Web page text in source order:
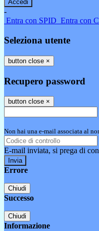
-
Entra con SPID Entra con
Seleziona utente
button close ×
Recupero password
button close ×
Non hai una e-mail associata al
E-mail inviata, si prega di
Errore
Chiudi
Successo
Chiudi
Informazione